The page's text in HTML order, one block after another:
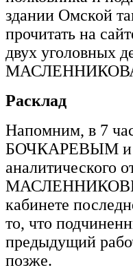
здании Омской
прочитать на
двух уголовных
Расклад
Напомним, в 7
БОЧКАРЕВЫМ и
аналитического
кабинете
то, что
предыдущий
позже.